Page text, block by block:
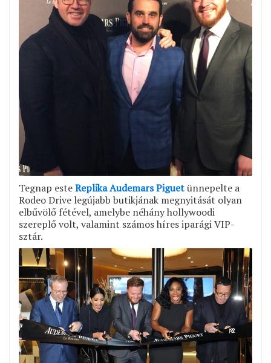
Tegnap esteReplika Audemars Piguetünnepelte a
Rodeo Drive legújabb butikjának megnyitását olyan
elbűvölő fétével, amelybe néhány hollywoodi
szereplő volt, valamint számos híres iparági VIP-
sztár.